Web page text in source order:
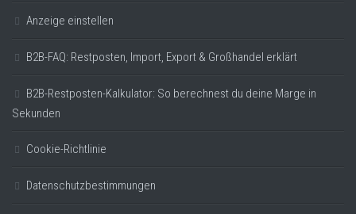
Anzeige einstellen
B2B-FAQ: Restposten, Import, Export & Großhandel erklärt
B2B-Restposten-Kalkulator: So berechnest du deine Marge in
Sekunden
Cookie-Richtlinie
Datenschutzbestimmungen